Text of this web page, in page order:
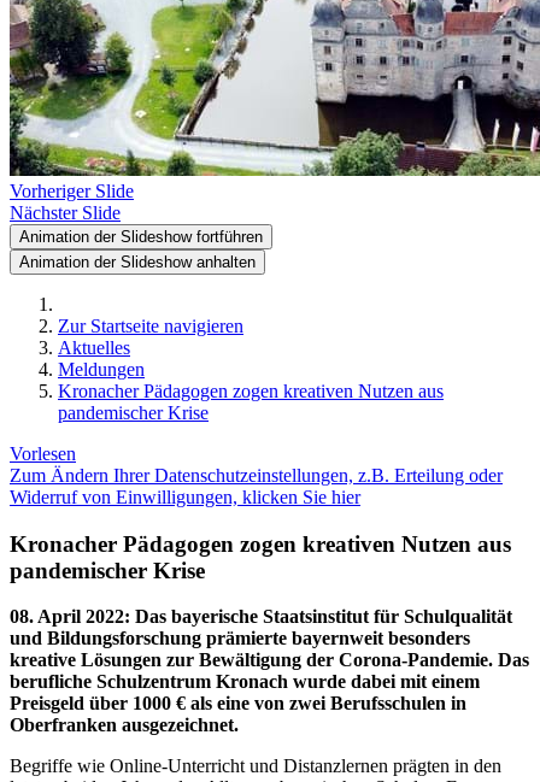
Vorheriger Slide
Nächster Slide
Animation der Slideshow fortführen
Animation der Slideshow anhalten
Zur Startseite navigieren
Aktuelles
Meldungen
Kronacher Pädagogen zogen kreativen Nutzen aus
pandemischer Krise
Vorlesen
Zum Ändern Ihrer Datenschutzeinstellungen, z.B. Erteilung oder
Widerruf von Einwilligungen, klicken Sie hier
Kronacher Pädagogen zogen kreativen Nutzen aus
pandemischer Krise
08. April 2022: Das bayerische Staatsinstitut für Schulqualität
und Bildungsforschung prämierte bayernweit besonders
kreative Lösungen zur Bewältigung der Corona-Pandemie. Das
berufliche Schulzentrum Kronach wurde dabei mit einem
Preisgeld über 1000 € als eine von zwei Berufsschulen in
Oberfranken ausgezeichnet.
Begriffe wie Online-Unterricht und Distanzlernen prägten in den